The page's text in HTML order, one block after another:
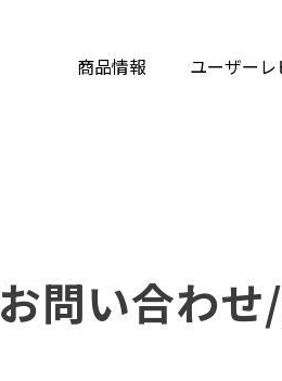
商品情報 ユーザーレ
お問い合わ